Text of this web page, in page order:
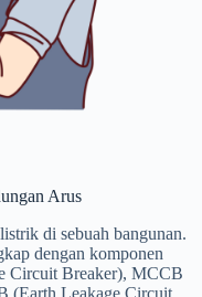
Arus
di sebuah bangunan.
dengan komponen
Circuit Breaker), MCCB
(Earth Leakage Circuit